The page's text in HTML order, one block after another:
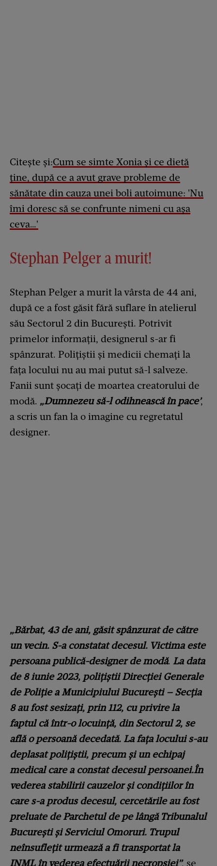
Citește și:Cum se simte Xonia și ce dietă
ține, după ce a avut grave probleme de
sănătate din cauza unei boli autoimune: 'Nu
îmi doresc să se confrunte nimeni cu așa
ceva…'
Stephan Pelger a murit!
Stephan Pelger a murit la vârsta de 44 ani,
după ce a fost găsit fără suflare în atelierul
său Sectorul 2 din București. Potrivit
primelor informații, designerul s-ar fi
spânzurat. Polițiștii și medicii chemați la
fața locului nu au mai putut să-l salveze.
Fanii sunt șocați de moartea creatorului de
modă. „Dumnezeu să-l odihnească în pace’,
a scris un fan la o imagine cu regretatul
designer.
„Bărbat, 43 de ani, găsit spânzurat de către
un vecin. S-a constatat decesul. Victima este
persoana publică-designer de modă. La data
de 8 iunie 2023, polițiștii Direcției Generale
de Poliție a Municipiului București – Secția
8 au fost sesizați, prin 112, cu privire la
faptul că într-o locuință, din Sectorul 2, se
află o persoană decedată. La fața locului s-au
deplasat polițiștii, precum și un echipaj
medical care a constat decesul persoanei.În
vederea stabilirii cauzelor și condițiilor în
care s-a produs decesul, cercetările au fost
preluate de Parchetul de pe lângă Tribunalul
București și Serviciul Omoruri. Trupul
neînsuflețit urmează a fi transportat la
INML în vederea efectuării necropsiei”, se